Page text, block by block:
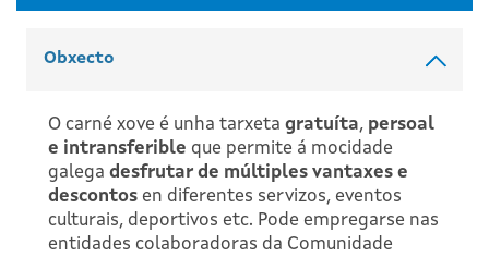
Obxecto
O carné xove é unha tarxeta gratuíta, persoal
e intransferible que permite á mocidade
galega desfrutar de múltiples vantaxes e
descontos en diferentes servizos, eventos
culturais, deportivos etc. Pode empregarse nas
entidades colaboradoras da Comunidade